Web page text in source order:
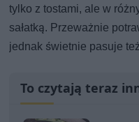
tylko z tostami, ale w
sałatką. Przeważnie
jednak świetnie pasuje
To czytają teraz